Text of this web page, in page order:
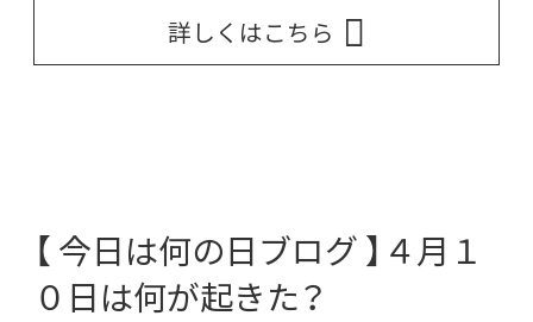
詳しくはこちら
【 今日は何の日ブログ 】４月１
０日は何が起きた？